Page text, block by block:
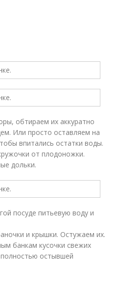
обтираем их аккуратно
Или просто оставляем на
впитались остатки воды.
от плодоножки.
дольки.
посуде питьевую воду и
и крышки. Остужаем их.
банкам кусочки свежих
остывшей